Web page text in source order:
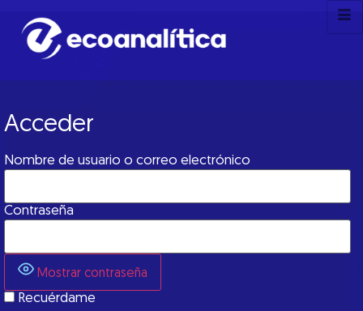
Acceder
Nombre de usuario o correo electrónico
Contraseña
Mostrar contraseña
Recuérdame